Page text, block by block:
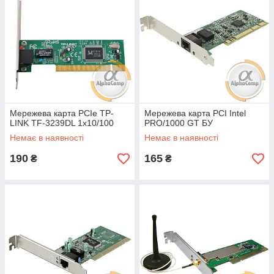
Мережева карта PCIe TP-
LINK TF-3239DL 1x10/100
Немає в наявності
190 ₴
Мережева карта PCI Intel
PRO/1000 GT БУ
Немає в наявності
165 ₴